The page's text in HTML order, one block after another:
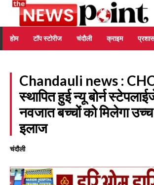
होम टॉप स्टोरीज चंदौली क्राइम
Chandauli news :
स्थापित हुई न्यू बोर्न
नवजात बच्चों को मिलेगा
इलाज
चंदौली